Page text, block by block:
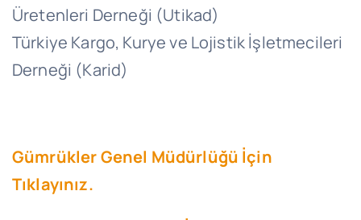
Üretenleri Derneği (Utikad)
Türkiye Kargo, Kurye ve Lojistik İşletmecileri
Derneği (Karid)
Gümrükler Genel Müdürlüğü İçin
Tıklayınız.